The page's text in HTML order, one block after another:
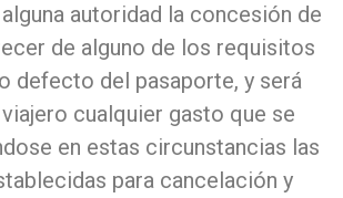
autoridad la concesión de
de alguno de los requisitos
defecto del pasaporte, y será
cualquier gasto que se
en estas circunstancias las
para cancelación y